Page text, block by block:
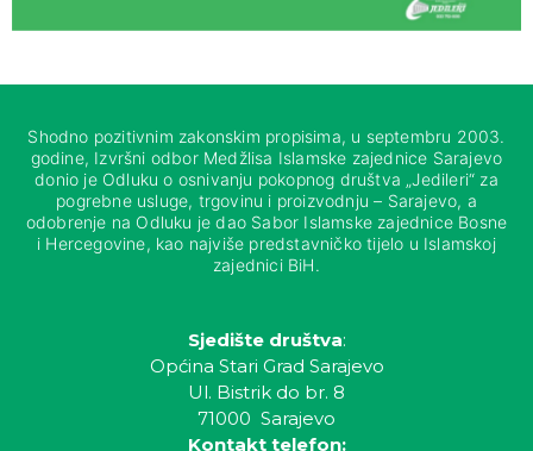
Shodno pozitivnim zakonskim propisima, u septembru 2003.
godine, Izvršni odbor Medžlisa Islamske zajednice Sarajevo
donio je Odluku o osnivanju pokopnog društva „Jedileri“ za
pogrebne usluge, trgovinu i proizvodnju – Sarajevo, a
odobrenje na Odluku je dao Sabor Islamske zajednice Bosne
i Hercegovine, kao najviše predstavničko tijelo u Islamskoj
zajednici BiH.
Sjedište društva:
Općina Stari Grad Sarajevo
Ul. Bistrik do br. 8
71000 Sarajevo
Kontakt telefon: